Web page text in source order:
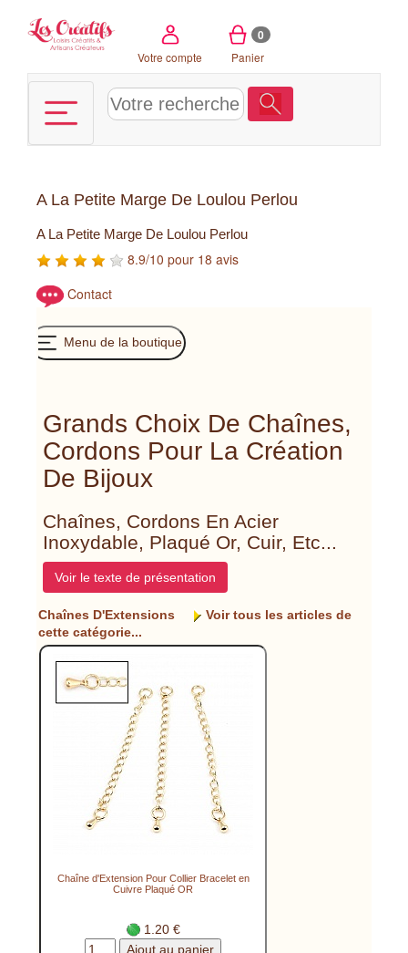
Votre compte
0
Panier
A La Petite Marge De Loulou Perlou
A La Petite Marge De Loulou Perlou
8.9/10 pour 18 avis
Contact
Menu de la boutique
Grands Choix De Chaînes,
Cordons Pour La Création
De Bijoux
Chaînes, Cordons En Acier
Inoxydable, Plaqué Or, Cuir, Etc...
Voir le texte de présentation
Chaînes D'Extensions
Voir tous les articles de
cette catégorie...
Chaîne d'Extension Pour Collier Bracelet en
Cuivre Plaqué OR
1.20 €